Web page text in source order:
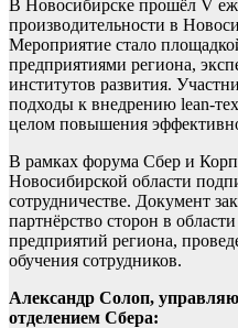
В Новосибирске прошёл V
производительности в
Мероприятие стало
предприятиями региона,
институтов развития.
подходы к внедрению lean-
целом повышения
В рамках форума Сбер и
Новосибирской области
сотрудничестве. Документ
партнёрство сторон в
предприятий региона,
обучения сотрудников.
Александр Солоп,
отделением Сбера: